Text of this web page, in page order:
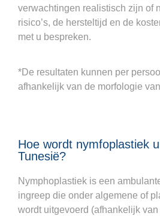
verwachtingen realistisch zijn of
risico’s, de hersteltijd en de
met u bespreken.
*De resultaten kunnen per
afhankelijk van de morfologie
Hoe wordt nymfoplastiek
Tunesië?
Nymphoplastiek is een
ingreep die onder algemene of
wordt uitgevoerd (afhankelijk